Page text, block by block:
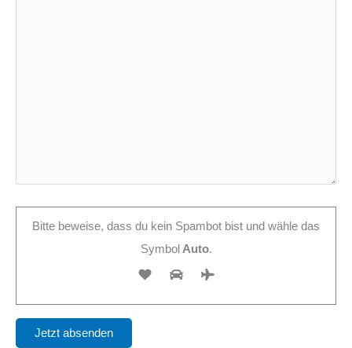
Bitte beweise, dass du kein Spambot bist und wähle das
Symbol Auto.